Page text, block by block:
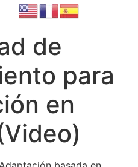
de
para
en